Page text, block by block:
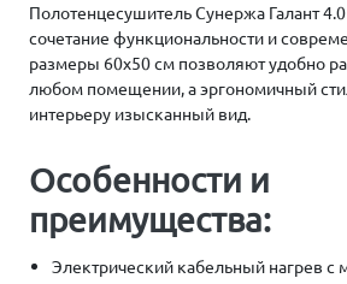
Полотенцесушитель Сунержа Галант
сочетание функциональности и
размеры 60х50 см позволяют удобно
любом помещении, а эргономичный
интерьеру изысканный вид.
Особенности и
преимущества:
Электрический кабельный нагрев с